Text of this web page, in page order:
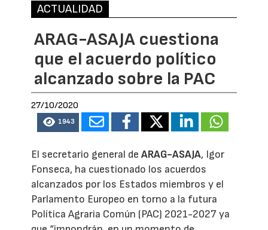
ACTUALIDAD
ARAG-ASAJA cuestiona
que el acuerdo político
alcanzado sobre la PAC
27/10/2020
1943
El secretario general deARAG-ASAJA, Igor
Fonseca, ha cuestionado los acuerdos
alcanzados por los Estados miembros y el
Parlamento Europeo en torno a la futura
Política Agraria Común (PAC) 2021-2027 ya